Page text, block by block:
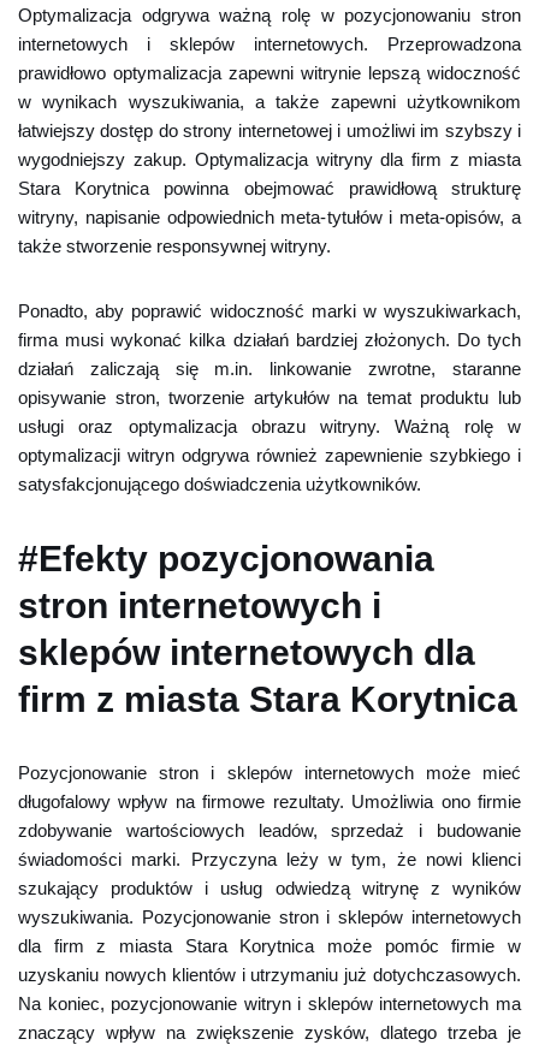
Optymalizacja odgrywa ważną rolę w pozycjonowaniu stron
internetowych i sklepów internetowych. Przeprowadzona
prawidłowo optymalizacja zapewni witrynie lepszą widoczność
w wynikach wyszukiwania, a także zapewni użytkownikom
łatwiejszy dostęp do strony internetowej i umożliwi im szybszy i
wygodniejszy zakup. Optymalizacja witryny dla firm z miasta
Stara Korytnica powinna obejmować prawidłową strukturę
witryny, napisanie odpowiednich meta-tytułów i meta-opisów, a
także stworzenie responsywnej witryny.
Ponadto, aby poprawić widoczność marki w wyszukiwarkach,
firma musi wykonać kilka działań bardziej złożonych. Do tych
działań zaliczają się m.in. linkowanie zwrotne, staranne
opisywanie stron, tworzenie artykułów na temat produktu lub
usługi oraz optymalizacja obrazu witryny. Ważną rolę w
optymalizacji witryn odgrywa również zapewnienie szybkiego i
satysfakcjonującego doświadczenia użytkowników.
#Efekty pozycjonowania
stron internetowych i
sklepów internetowych dla
firm z miasta Stara Korytnica
Pozycjonowanie stron i sklepów internetowych może mieć
długofalowy wpływ na firmowe rezultaty. Umożliwia ono firmie
zdobywanie wartościowych leadów, sprzedaż i budowanie
świadomości marki. Przyczyna leży w tym, że nowi klienci
szukający produktów i usług odwiedzą witrynę z wyników
wyszukiwania. Pozycjonowanie stron i sklepów internetowych
dla firm z miasta Stara Korytnica może pomóc firmie w
uzyskaniu nowych klientów i utrzymaniu już dotychczasowych.
Na koniec, pozycjonowanie witryn i sklepów internetowych ma
znaczący wpływ na zwiększenie zysków, dlatego trzeba je